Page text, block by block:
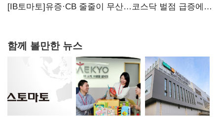
20년만에 '비상재정' 선언 승부수
[IB토마토]유증·CB 줄줄이 무산…코스닥 벌점 급증에
함께 볼만한 뉴스